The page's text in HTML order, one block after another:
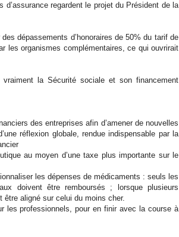
regardent le projet du Président de la
dépassements d’honoraires de 50% du tarif de
les organismes complémentaires, ce qui ouvrirait
la Sécurité sociale et son financement
des entreprises afin d’amener de nouvelles
réflexion globale, rendue indispensable par la
au moyen d’une taxe plus importante sur le
les dépenses de médicaments : seuls les
doivent être remboursés ; lorsque plusieurs
être aligné sur celui du moins cher.
les professionnels, pour en finir avec la course à